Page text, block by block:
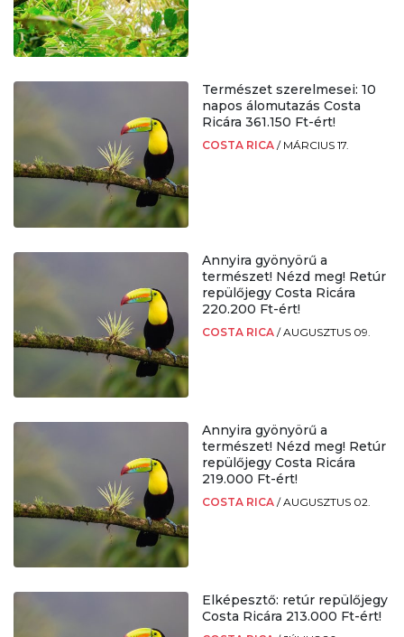
Természet szerelmesei: 10
napos álomutazás Costa
Ricára 361.150 Ft-ért!
COSTA RICA / MÁRCIUS 17.
Annyira gyönyörű a
természet! Nézd meg! Retúr
repülőjegy Costa Ricára
220.200 Ft-ért!
COSTA RICA /AUGUSZTUS 09.
Annyira gyönyörű a
természet! Nézd meg! Retúr
repülőjegy Costa Ricára
219.000 Ft-ért!
COSTA RICA /AUGUSZTUS 02.
Elképesztő: retúr repülőjegy
Costa Ricára 213.000 Ft-ért!